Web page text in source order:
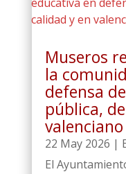
Museros
la
defensa
pública,
valenciano
22 May 2026 |
El